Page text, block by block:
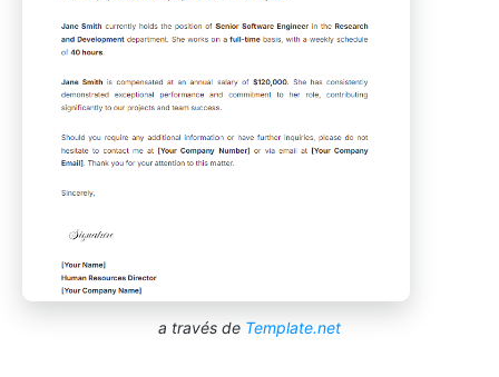
a través de Template.net